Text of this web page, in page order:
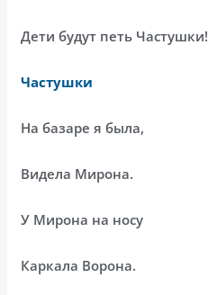
Дети будут петь Частушки!
Частушки
На базаре я была,
Видела Мирона.
У Мирона на носу
Каркала Ворона.